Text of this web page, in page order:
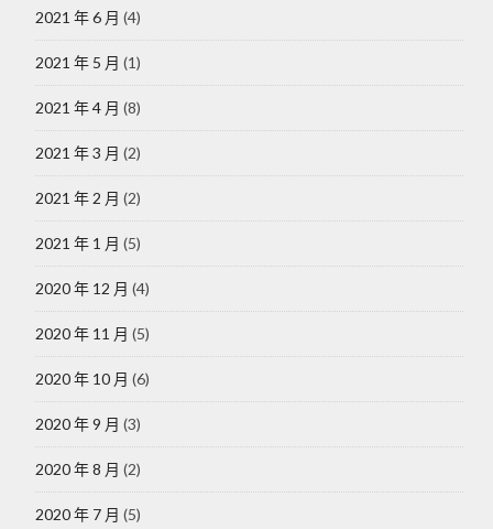
2021 年 6 月 (4)
2021 年 5 月 (1)
2021 年 4 月 (8)
2021 年 3 月 (2)
2021 年 2 月 (2)
2021 年 1 月 (5)
2020 年 12 月 (4)
2020 年 11 月 (5)
2020 年 10 月 (6)
2020 年 9 月 (3)
2020 年 8 月 (2)
2020 年 7 月 (5)